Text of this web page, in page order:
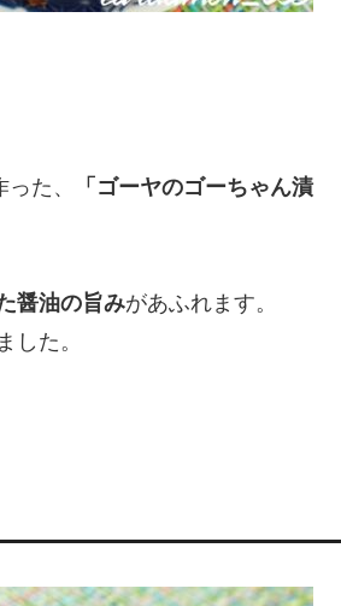
た、
「ゴーヤのゴーちゃん漬
醤油の旨みがあふれます。
した。